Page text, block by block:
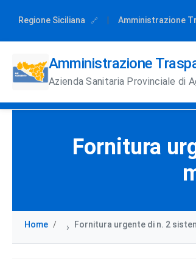
Regione Siciliana Amministrazione
Amministrazione
Azienda Sanitaria Provinciale di
Fornitura
Home › Fornitura urgente di n. 2